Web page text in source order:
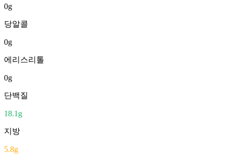
0g
당알콜
0g
에리스리톨
0g
단백질
18.1 g
지방
5.8g